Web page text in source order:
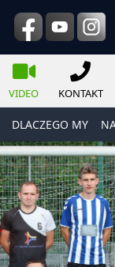
VIDEO KONTAKT
DLACZEGO MY